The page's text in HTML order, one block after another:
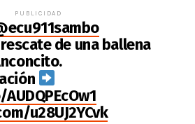
PUBLICIDAD
de una ballena
u28UJ2YCvk